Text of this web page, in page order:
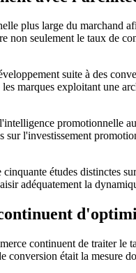
plus large du
seulement le taux de
suite à des
marques exploitant une
l'investissement
études distinctes
adéquatement la
continuent de traiter
était la mesure